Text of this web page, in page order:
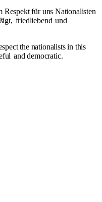
Respekt für uns Nationalisten
friedliebend und
the nationalists in this
and democratic.